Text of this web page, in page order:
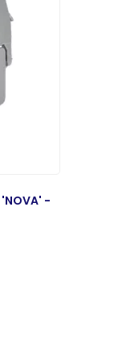
'NOVA' -